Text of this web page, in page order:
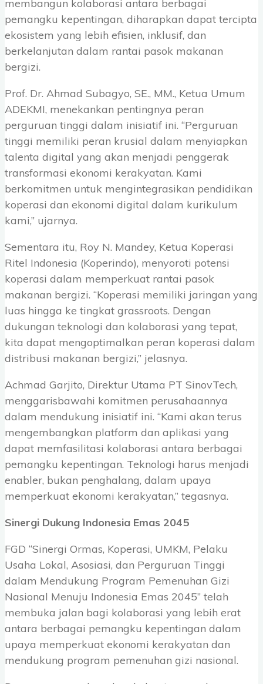
membangun kolaborasi antara berbagai
pemangku kepentingan, diharapkan dapat tercipta
ekosistem yang lebih efisien, inklusif, dan
berkelanjutan dalam rantai pasok makanan
bergizi.
Prof. Dr. Ahmad Subagyo, SE., MM., Ketua Umum
ADEKMI, menekankan pentingnya peran
perguruan tinggi dalam inisiatif ini. “Perguruan
tinggi memiliki peran krusial dalam menyiapkan
talenta digital yang akan menjadi penggerak
transformasi ekonomi kerakyatan. Kami
berkomitmen untuk mengintegrasikan pendidikan
koperasi dan ekonomi digital dalam kurikulum
kami,” ujarnya.
Sementara itu, Roy N. Mandey, Ketua Koperasi
Ritel Indonesia (Koperindo), menyoroti potensi
koperasi dalam memperkuat rantai pasok
makanan bergizi. “Koperasi memiliki jaringan yang
luas hingga ke tingkat grassroots. Dengan
dukungan teknologi dan kolaborasi yang tepat,
kita dapat mengoptimalkan peran koperasi dalam
distribusi makanan bergizi,” jelasnya.
Achmad Garjito, Direktur Utama PT SinovTech,
menggarisbawahi komitmen perusahaannya
dalam mendukung inisiatif ini. “Kami akan terus
mengembangkan platform dan aplikasi yang
dapat memfasilitasi kolaborasi antara berbagai
pemangku kepentingan. Teknologi harus menjadi
enabler, bukan penghalang, dalam upaya
memperkuat ekonomi kerakyatan,” tegasnya.
Sinergi Dukung Indonesia Emas 2045
FGD “Sinergi Ormas, Koperasi, UMKM, Pelaku
Usaha Lokal, Asosiasi, dan Perguruan Tinggi
dalam Mendukung Program Pemenuhan Gizi
Nasional Menuju Indonesia Emas 2045” telah
membuka jalan bagi kolaborasi yang lebih erat
antara berbagai pemangku kepentingan dalam
upaya memperkuat ekonomi kerakyatan dan
mendukung program pemenuhan gizi nasional.